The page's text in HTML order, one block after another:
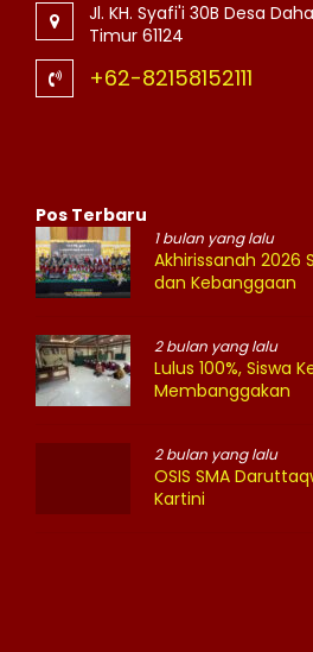
Jl. KH. Syafi'i 30B Desa
Timur 61124
+62-82158152111
Pos Terbaru
1 bulan yang lalu
Akhirissanah 2026
dan Kebanggaan
2 bulan yang lalu
Lulus 100%, Siswa
Membanggakan
2 bulan yang lalu
OSIS SMA
Kartini